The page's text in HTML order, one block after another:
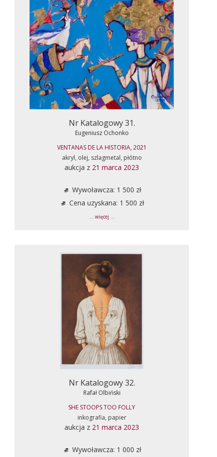
Nr Katalogowy 31.
Eugeniusz Ochonko
VENTANAS DE LA HISTORIA, 2021
akryl, olej, szlagmetal, płótno
aukcja z 21 marca 2023
Wywoławcza: 1 500 zł
Cena uzyskana: 1 500 zł
... więcej ...
Nr Katalogowy 32.
Rafał Olbiński
SHE STOOPS TOO FOLLY
inkografia, papier
aukcja z 21 marca 2023
Wywoławcza: 1 000 zł